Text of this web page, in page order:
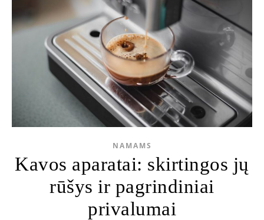
NAMAMS
Kavos aparatai: skirtingos jų
rūšys ir pagrindiniai
privalumai